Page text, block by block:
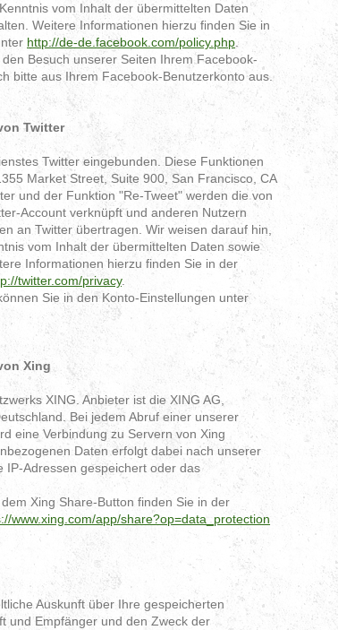
vom Inhalt der übermittelten Daten
Weitere Informationen hierzu finden Sie in
http://de-de.facebook.com/policy.php.
Besuch unserer Seiten Ihrem Facebook-
bitte aus Ihrem Facebook-Benutzerkonto aus.
Twitter
Twitter eingebunden. Diese Funktionen
Market Street, Suite 900, San Francisco, CA
und der Funktion "Re-Tweet" werden die von
Account verknüpft und anderen Nutzern
an Twitter übertragen. Wir weisen darauf hin,
vom Inhalt der übermittelten Daten sowie
Informationen hierzu finden Sie in der
twitter.com/privacy.
Sie in den Konto-Einstellungen unter
Xing
XING. Anbieter ist die XING AG,
Bei jedem Abruf einer unserer
eine Verbindung zu Servern von Xing
Daten erfolgt dabei nach unserer
IP-Adressen gespeichert oder das
Xing Share-Button finden Sie in der
www.xing.com/app/share?op=data_protection
Auskunft über Ihre gespeicherten
und Empfänger und den Zweck der